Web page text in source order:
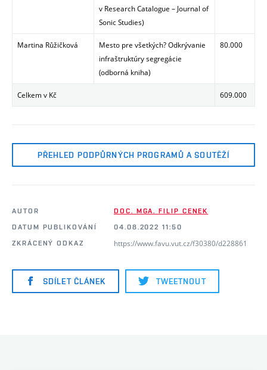
v Research Catalogue – Journal of
Sonic Studies)
Martina Růžičková
Mesto pre všetkých? Odkrývanie
infraštruktúry segregácie
(odborná kniha)
80.000
Celkem v Kč 609.000
PŘEHLED PODPŮRNÝCH PROGRAMŮ A SOUTĚŽÍ
AUTOR
DOC. MGA. FILIP CENEK
DATUM PUBLIKOVÁNÍ
04.08.2022 11:50
ZKRÁCENÝ ODKAZ
https://www.favu.vut.cz/f30380/d228861
SDÍLET ČLÁNEK TWEETNOUT